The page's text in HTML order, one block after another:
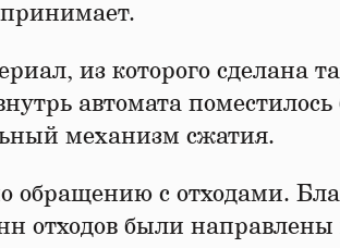
из которого сделана
автомата
механизм сжатия.
обращению с отходами.
отходов были направлены